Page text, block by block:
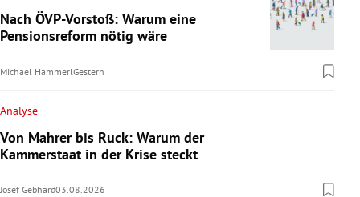
Nach ÖVP-Vorstoß: Warum eine
Pensionsreform nötig wäre
Michael HammerlGestern
Analyse
Von Mahrer bis Ruck: Warum der
Kammerstaat in der Krise steckt
Josef Gebhard03.08.2026